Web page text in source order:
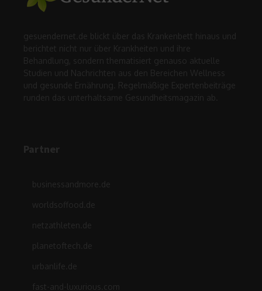
gesuendernet.de blickt über das Krankenbett hinaus und
berichtet nicht nur über Krankheiten und ihre
Behandlung, sondern thematisiert genauso aktuelle
Studien und Nachrichten aus den Bereichen Wellness
und gesunde Ernährung. Regelmäßige Expertenbeiträge
runden das unterhaltsame Gesundheitsmagazin ab.
Partner
businessandmore.de
worldsoffood.de
netzathleten.de
planetoftech.de
urbanlife.de
fast-and-luxurious.com